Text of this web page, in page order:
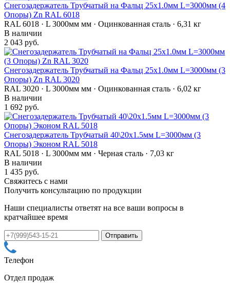
Снегозадержатель Трубчатый на Фальц 25х1.0мм L=3000мм (4
Опоры) Zn RAL 6018
RAL 6018 · L 3000мм мм · Оцинкованная сталь · 6,31 кг
В наличии
2 043 руб.
Снегозадержатель Трубчатый на Фальц 25х1.0мм L=3000мм (3
Опоры) Zn RAL 3020
RAL 3020 · L 3000мм мм · Оцинкованная сталь · 6,02 кг
В наличии
1 692 руб.
Снегозадержатель Трубчатый 40\20х1.5мм L=3000мм (3
Опоры) Эконом RAL 5018
RAL 5018 · L 3000мм мм · Черная сталь · 7,03 кг
В наличии
1 435 руб.
Свяжитесь с нами
Получить консультацию по продукции
Наши специалисты ответят на все ваши вопросы в
кратчайшее время
Телефон
Отдел продаж